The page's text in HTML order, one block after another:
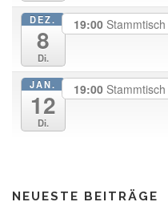
DEZ.
8
Di.
19:00 Stammtisch
JAN.
12
Di.
19:00 Stammtisch
NEUESTE BEITRÄGE